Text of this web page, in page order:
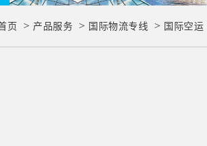
页 > 产品服务 > 国际物流专线 > 国际空运